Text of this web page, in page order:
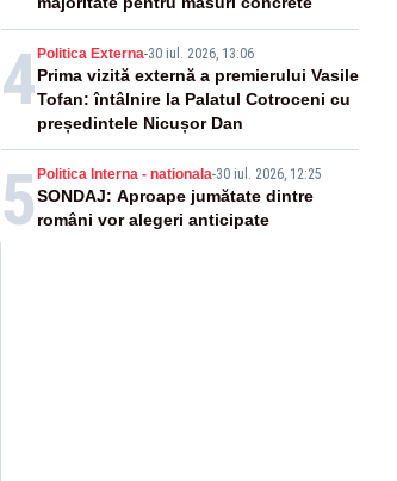
4 Politica Externa-30 iul. 2026, 13:06
Prima vizită externă a premierului Vasile
Tofan: întâlnire la Palatul Cotroceni cu
președintele Nicușor Dan
5 Politica Interna - nationala-30 iul. 2026, 12:25
SONDAJ: Aproape jumătate dintre
români vor alegeri anticipate